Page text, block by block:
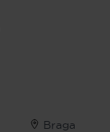
Braga